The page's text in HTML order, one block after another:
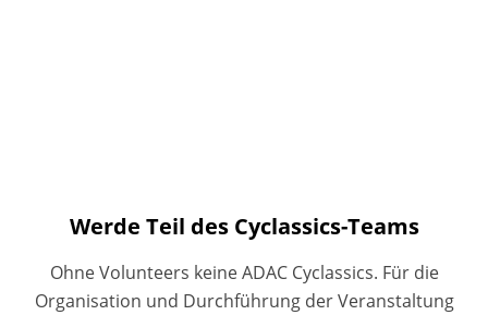
Werde Teil des Cyclassics-Teams
Ohne Volunteers keine ADAC Cyclassics. Für die
Organisation und Durchführung der Veranstaltung